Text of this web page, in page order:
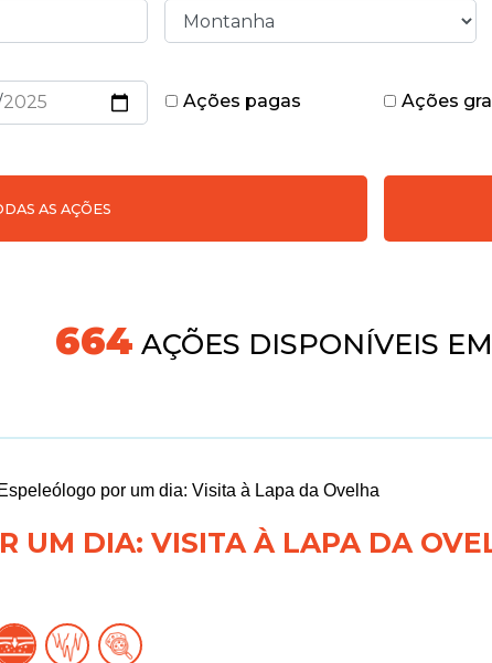
Ações pagas
Ações
AS AÇÕES
731AÇÕES DISPONÍVEIS
Espeleólogo por um dia: Visita à Lapa da Ovelha
UM DIA: VISITA À LAPA DA